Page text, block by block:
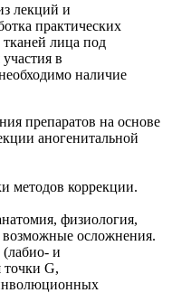
лекций и
практических
лица под
в
наличие
препаратов на основе
аногенитальной
методов коррекции.
физиология,
возможные осложнения.
и
точки G,